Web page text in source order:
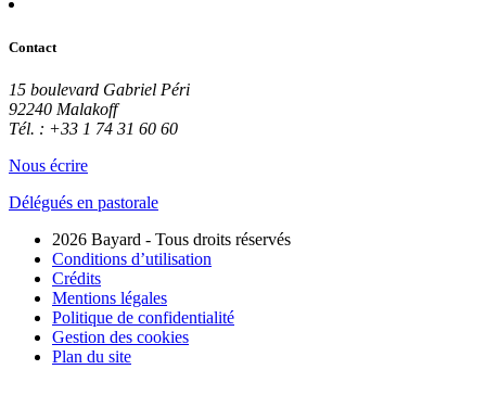
Contact
15 boulevard Gabriel Péri
92240 Malakoff
Tél. : +33 1 74 31 60 60
Nous écrire
Délégués en pastorale
2026 Bayard - Tous droits réservés
Conditions d’utilisation
Crédits
Mentions légales
Politique de confidentialité
Gestion des cookies
Plan du site